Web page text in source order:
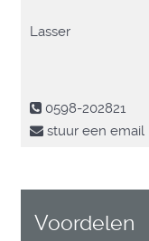
Lasser
0598-202821
stuur een email
Voordelen